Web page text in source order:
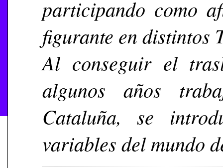
participando como
figurante en distintos
Al conseguir el
algunos años
Cataluña, se
variables del mundo